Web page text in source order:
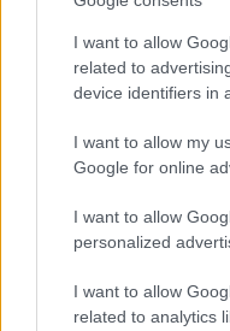
I want to allow
related to
device identifiers in
I want to allow my
Google for online
I want to allow
personalized
I want to allow
related to analytics